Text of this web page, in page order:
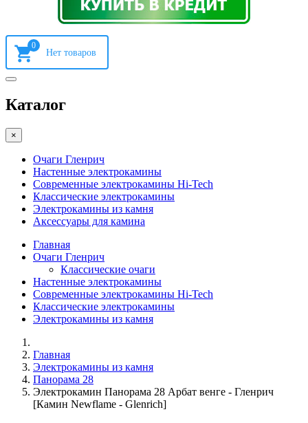
0
Каталог
×
Очаги Гленрич
Настенные электрокамины
Современные электрокамины Hi-Tech
Классические электрокамины
Электрокамины из камня
Аксессуары для камина
Главная
Очаги Гленрич
Классические очаги
Настенные электрокамины
Современные электрокамины Hi-Tech
Классические электрокамины
Электрокамины из камня
Главная
Электрокамины из камня
Панорама 28
Электрокамин Панорама 28 Арбат венге - Гленрич
[Камин Newflame - Glenrich]